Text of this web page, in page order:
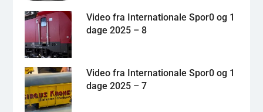
Video fra Internationale Spor0 og 1
dage 2025 – 8
Video fra Internationale Spor0 og 1
dage 2025 – 7